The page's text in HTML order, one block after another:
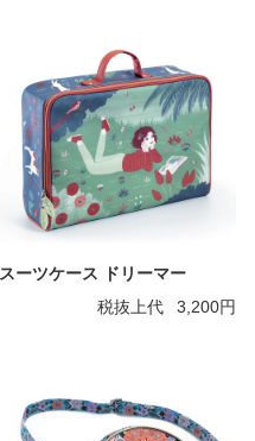
スーツケース ドリーマー
税抜上代
3,200円